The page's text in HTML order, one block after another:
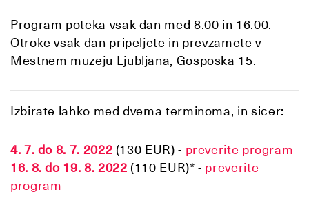
Program poteka vsak dan med 8.00 in 16.00.
Otroke vsak dan pripeljete in prevzamete v
Mestnem muzeju Ljubljana, Gosposka 15.
Izbirate lahko med dvema terminoma, in sicer:
4. 7. do 8. 7. 2022 (130 EUR) - preverite program
16. 8. do 19. 8. 2022 (110 EUR)* - preverite
program